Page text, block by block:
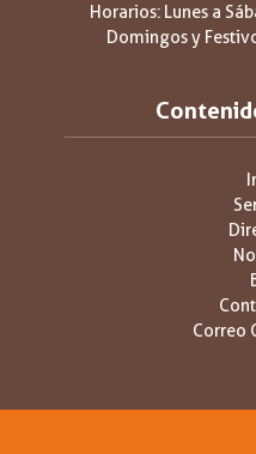
Horarios: Lunes a
Domingos y
Correo